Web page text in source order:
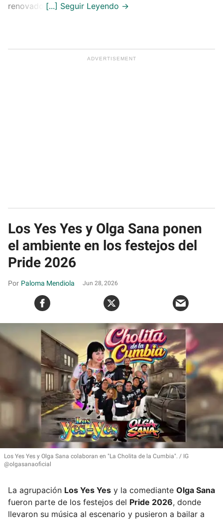
renovado.
Los Yes Yes y Olga Sana ponen
el ambiente en los festejos del
Pride 2026
Paloma Mendiola Jun 28, 2026
Los Yes Yes y Olga Sana colaboran en "La Cholita de la Cumbia".
IG
@olgasanaoficial
La agrupación Los Yes Yes y la comediante Olga Sana
fueron parte de los festejos del Pride 2026, donde
llevaron su música al escenario y pusieron a bailar a